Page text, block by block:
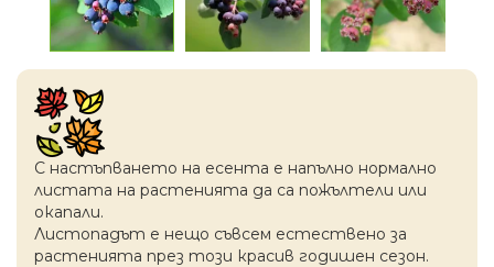
С настъпването на есентa е напълно нормално
листата на растенията да са пожълтели или
окапaли.
Листопадът е нещо съвсем естествено за
растенията през този красив годишен сезон.